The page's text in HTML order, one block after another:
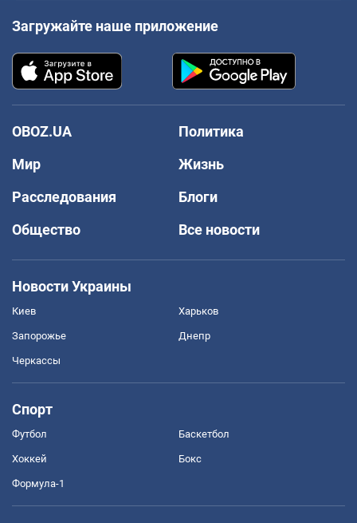
Загружайте наше приложение
OBOZ.UA
Политика
Мир
Жизнь
Расследования
Блоги
Общество
Все новости
Новости Украины
Киев Харьков
Запорожье Днепр
Черкассы
Спорт
Футбол Баскетбол
Хоккей Бокс
Формула-1